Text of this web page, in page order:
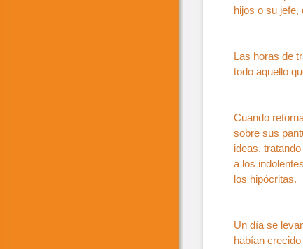
hijos o su
Las horas de
todo aquello
Cuando
sobre sus
ideas,
a los
los hipócritas.
Un día se
habían